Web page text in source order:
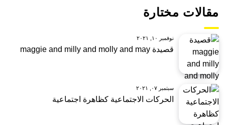
مقالات مختارة
نوفمبر ١٠, ٢٠٢١
قصيدة maggie and milly and molly and may
سبتمبر ٠٧, ٢٠٢١
الحركات الاجتماعية كظاهرة اجتماعية